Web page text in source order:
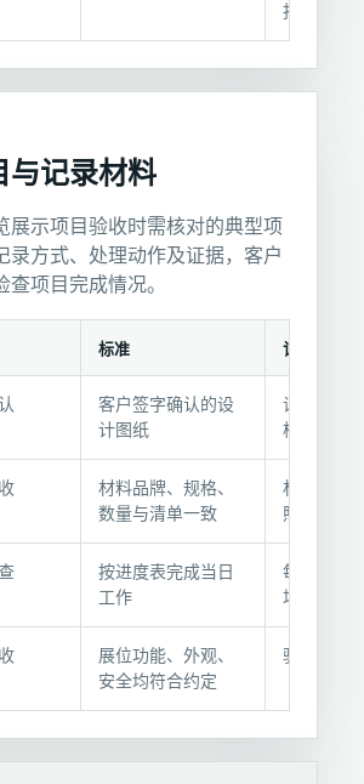
报告
与记录材料
展示项目验收时需核对的典型项
录方式、处理动作及证据，客户
查项目完成情况。
标准 记录方式
客户签字确认的设
计图纸
设计审批
档
材料品牌、规格、
数量与清单一致
材料进场
照片
按进度表完成当日
工作
每日进度
场照片
展位功能、外观、
安全均符合约定
验收确认